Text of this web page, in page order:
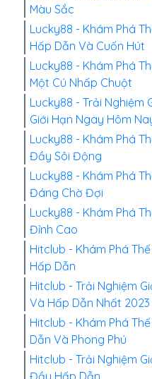
Màu Sắc
Lucky88 - Khám Phá
Hấp Dẫn Và Cuốn Hút
Lucky88 - Khám Phá
Một Cú Nhấp Chuột
Lucky88 - Trải Nghiệm
Giới Hạn Ngay Hôm
Lucky88 - Khám Phá
Đầy Sôi Động
Lucky88 - Khám Phá
Đáng Chờ Đợi
Lucky88 - Khám Phá
Đỉnh Cao
Hitclub - Khám Phá
Hấp Dẫn
Hitclub - Trải Nghiệm
Và Hấp Dẫn Nhất 2023
Hitclub - Khám Phá
Dẫn Và Phong Phú
Hitclub - Trải Nghiệm
Đầy Hấp Dẫn